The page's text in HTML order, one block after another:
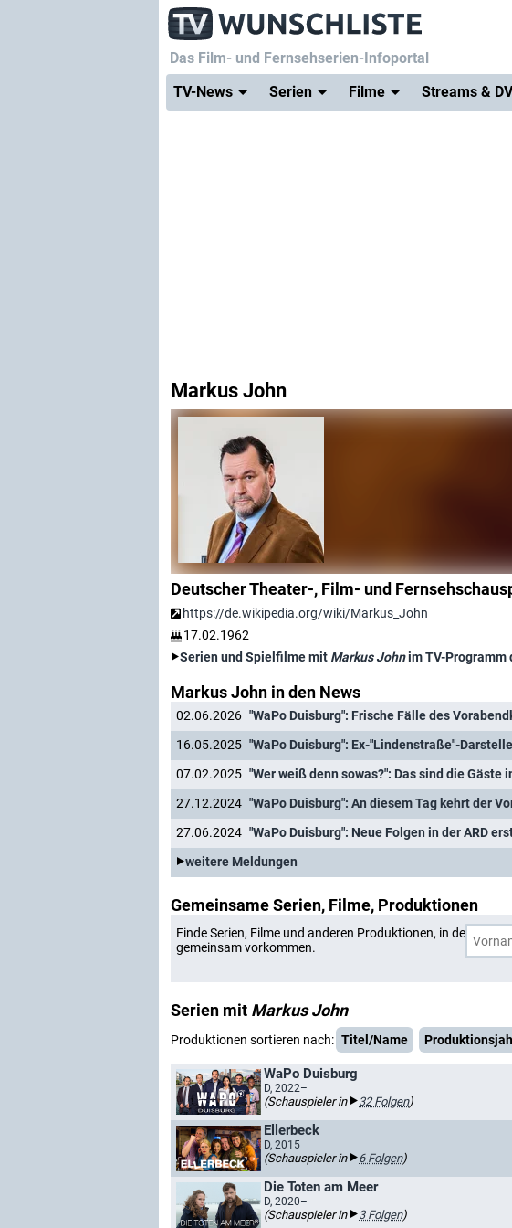
Das Film- und Fernsehserien-Infoportal
TV-News
Serien Filme Streams &
Markus John
Deutscher Theater-, Film- und
https://de.wikipedia.org/wiki/Markus_John
17.02.1962
Serien und Spielfilme mit Markus Johnim TV-Programm
Markus John in den News
02.06.2026 "WaPo Duisburg": Frische Fälle des
16.05.2025 "WaPo Duisburg": Ex-"Lindenstraße"-
07.02.2025
27.12.2024 "WaPo Duisburg": An diesem Tag kehrt der
27.06.2024 "WaPo Duisburg": Neue Folgen in der ARD
weitere Meldungen
Gemeinsame Serien, Filme, Produktionen
Finde Serien, Filme und anderen Produktionen, in denen
gemeinsam vorkommen.
Serien mit Markus John
Produktionen sortieren nach: Titel/Name
WaPo Duisburg
D, 2022–
(Schauspieler in 32 Folgen)
Ellerbeck
D, 2015
(Schauspieler in 6 Folgen)
Die Toten am Meer
D, 2020–
(Schauspieler in 3 Folgen)